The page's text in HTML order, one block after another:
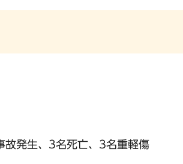
故発生、3名死亡、3名重軽傷